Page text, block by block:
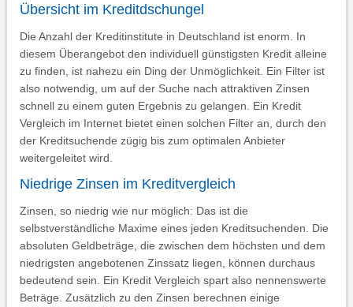
Übersicht im Kreditdschungel
Die Anzahl der Kreditinstitute in Deutschland ist enorm. In
diesem Überangebot den individuell günstigsten Kredit alleine
zu finden, ist nahezu ein Ding der Unmöglichkeit. Ein Filter ist
also notwendig, um auf der Suche nach attraktiven Zinsen
schnell zu einem guten Ergebnis zu gelangen. Ein Kredit
Vergleich im Internet bietet einen solchen Filter an, durch den
der Kreditsuchende zügig bis zum optimalen Anbieter
weitergeleitet wird.
Niedrige Zinsen im Kreditvergleich
Zinsen, so niedrig wie nur möglich: Das ist die
selbstverständliche Maxime eines jeden Kreditsuchenden. Die
absoluten Geldbeträge, die zwischen dem höchsten und dem
niedrigsten angebotenen Zinssatz liegen, können durchaus
bedeutend sein. Ein Kredit Vergleich spart also nennenswerte
Beträge. Zusätzlich zu den Zinsen berechnen einige